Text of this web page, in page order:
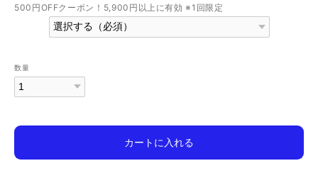
500円OFFクーポン！5,900円以上に有効 ※1回限定
数量
カートに入れる